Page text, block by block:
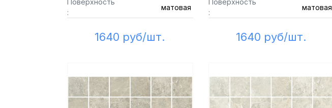
Поверхность
:
матовая
1640 руб/шт.
Поверхность
:
матовая
1640 руб/шт.